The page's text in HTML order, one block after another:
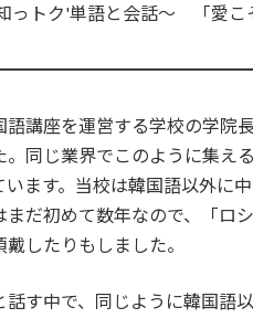
っトク'単語と会話～ 「愛こ
語講座を運営する学校の学院
。同じ業界でこのように集え
います。当校は韓国語以外に
まだ初めて数年なので、「ロ
戴したりもしました。
話す中で、同じように韓国語